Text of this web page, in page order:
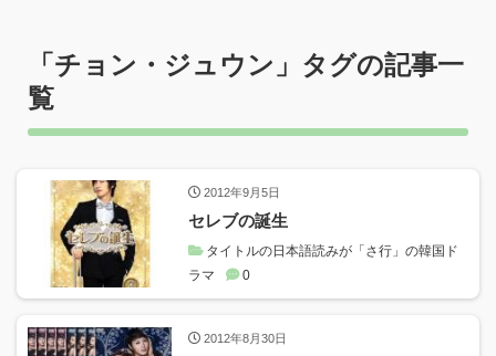
「チョン・ジュウン 」タグの記事一
覧
2012年9月5日
セレブの誕生
タイトルの日本語読みが「さ行」の韓国ド
ラマ
0
2012年8月30日